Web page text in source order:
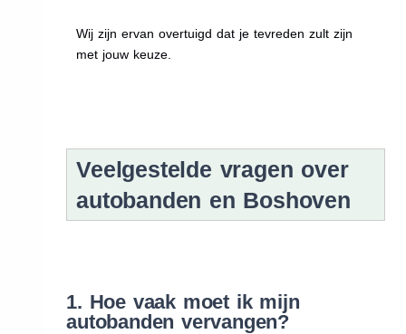
Wij zijn ervan overtuigd dat je tevreden zult zijn
met jouw keuze.
Veelgestelde vragen over
autobanden en Boshoven
1. Hoe vaak moet ik mijn
autobanden vervangen?